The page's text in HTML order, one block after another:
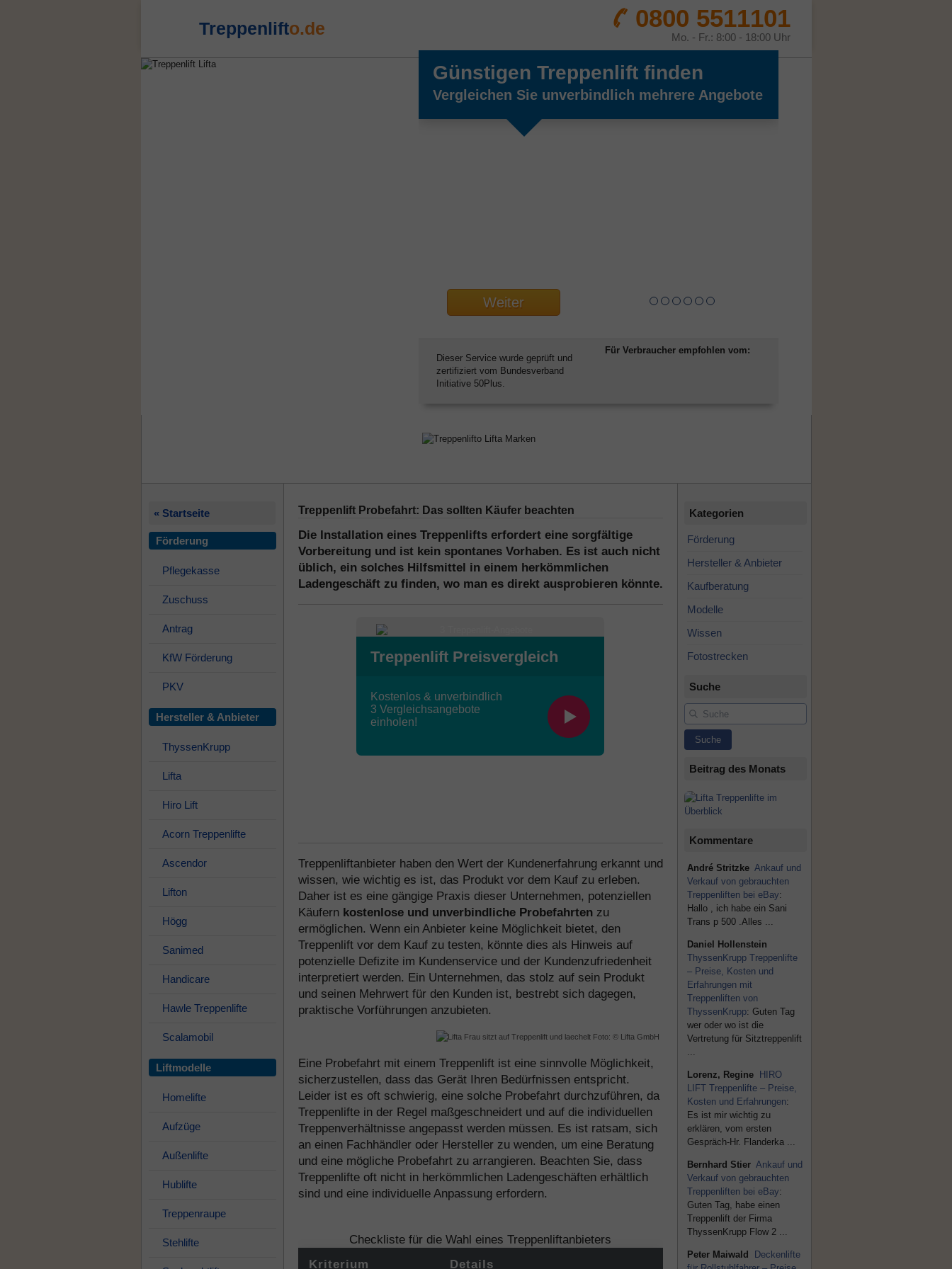
Treppenlifto.de 0800 5511101
Mo. - Fr.: 8:00 - 18:00 Uhr
Günstigen Treppenlift finden
Vergleichen Sie unverbindlich mehrere Angebote
Weiter
Für Verbraucher empfohlen vom:
Dieser Service wurde geprüft und
zertifiziert vom Bundesverband
Initiative 50Plus.
Treppenlift Probefahrt: Das sollten Käufer beachten
Die Installation eines Treppenlifts erfordert eine sorgfältige
Vorbereitung und ist kein spontanes Vorhaben. Es ist auch nicht
üblich, ein solches Hilfsmittel in einem herkömmlichen
Ladengeschäft zu finden, wo man es direkt ausprobieren könnte.
Treppenlift Preisvergleich
Kostenlos & unverbindlich
3 Vergleichsangebote
einholen!
Treppenliftanbieter haben den Wert der Kundenerfahrung erkannt und
wissen, wie wichtig es ist, das Produkt vor dem Kauf zu erleben.
Daher ist es eine gängige Praxis dieser Unternehmen, potenziellen
Käufern kostenlose und unverbindliche Probefahrtenzu
ermöglichen. Wenn ein Anbieter keine Möglichkeit bietet, den
Treppenlift vor dem Kauf zu testen, könnte dies als Hinweis auf
potenzielle Defizite im Kundenservice und der Kundenzufriedenheit
interpretiert werden. Ein Unternehmen, das stolz auf sein Produkt
und seinen Mehrwert für den Kunden ist, bestrebt sich dagegen,
praktische Vorführungen anzubieten.
Foto: © Lifta GmbH
Eine Probefahrt mit einem Treppenlift ist eine sinnvolle Möglichkeit,
sicherzustellen, dass das Gerät Ihren Bedürfnissen entspricht.
Leider ist es oft schwierig, eine solche Probefahrt durchzuführen, da
Treppenlifte in der Regel maßgeschneidert und auf die individuellen
Treppenverhältnisse angepasst werden müssen. Es ist ratsam, sich
an einen Fachhändler oder Hersteller zu wenden, um eine Beratung
und eine mögliche Probefahrt zu arrangieren. Beachten Sie, dass
Treppenlifte oft nicht in herkömmlichen Ladengeschäften erhältlich
sind und eine individuelle Anpassung erfordern.
Checkliste für die Wahl eines Treppenliftanbieters
Kriterium
Details
« Startseite
Förderung
Pflegekasse
Zuschuss
Antrag
KfW Förderung
PKV
Hersteller & Anbieter
ThyssenKrupp
Lifta
Hiro Lift
Acorn Treppenlifte
Ascendor
Lifton
Högg
Sanimed
Handicare
Hawle Treppenlifte
Scalamobil
Liftmodelle
Homelifte
Aufzüge
Außenlifte
Hublifte
Treppenraupe
Stehlifte
Kategorien
Förderung
Hersteller & Anbieter
Kaufberatung
Modelle
Wissen
Fotostrecken
Suche
Suche
Beitrag des Monats
Kommentare
André Stritzke Ankauf und
Verkauf von gebrauchten
Treppenliften bei eBay:
Hallo , ich habe ein Sani
Trans p 500 .Alles ...
Daniel Hollenstein
ThyssenKrupp Treppenlifte
– Preise, Kosten und
Erfahrungen mit
Treppenliften von
ThyssenKrupp: Guten Tag
wer oder wo ist die
Vertretung für Sitztreppenlift
...
Lorenz, Regine
HIRO
LIFT Treppenlifte – Preise,
Kosten und Erfahrungen:
Es ist mir wichtig zu
erklären, vom ersten
Gespräch-Hr. Flanderka ...
Bernhard Stier Ankauf und
Verkauf von gebrauchten
Treppenliften bei eBay:
Guten Tag, habe einen
Treppenlift der Firma
ThyssenKrupp Flow 2 ...
Peter Maiwald
Deckenlifte